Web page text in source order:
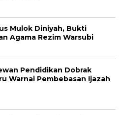
Mulok Diniyah, Bukti
Agama Rezim Warsubi
Pendidikan Dobrak
Warnai Pembebasan Ijazah